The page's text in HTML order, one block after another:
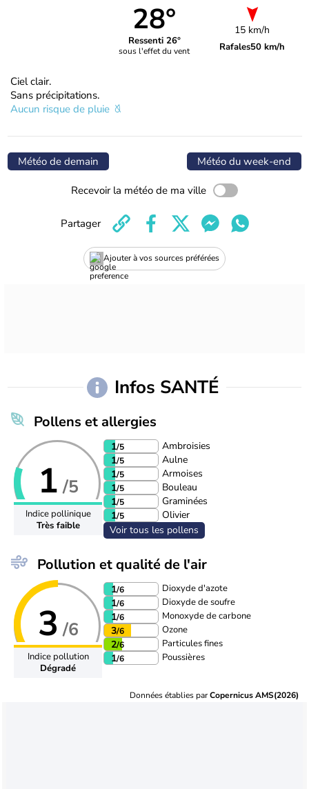
28°
Ressenti 26°
sous l'effet du vent
15 km/h
Rafales50 km/h
Ciel clair.
Sans précipitations.
Aucun risque de pluie
Météo de demain Météo du week-end
Recevoir la météo de ma ville
Ajouter à vos sources préférées
Partager
Infos SANTÉ
Pollens et allergies
1 /5
Indice pollinique
Très faible
1/5
Ambroisies
1/5
Aulne
1/5
Armoises
1/5
Bouleau
1/5
Graminées
1/5
Olivier
Voir tous les pollens
Pollution et qualité de l'air
3 /6
Indice pollution
Dégradé
1/6 Dioxyde d'azote
1/6 Dioxyde de soufre
1/6 Monoxyde de carbone
3/6 Ozone
2/6 Particules fines
1/6 Poussières
Données établies parCopernicus AMS(2026)